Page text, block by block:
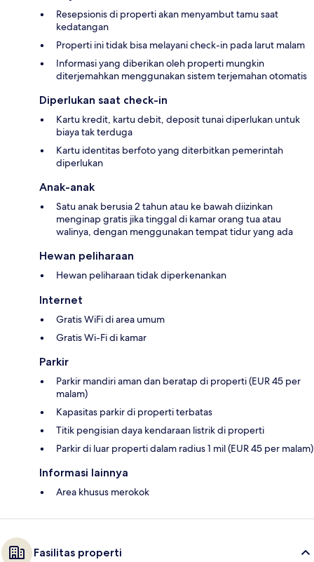
Resepsionis di properti akan menyambut tamu saat
kedatangan
Properti ini tidak bisa melayani check-in pada larut malam
Informasi yang diberikan oleh properti mungkin
diterjemahkan menggunakan sistem terjemahan otomatis
Diperlukan saat check-in
Kartu kredit, kartu debit, deposit tunai diperlukan untuk
biaya tak terduga
Kartu identitas berfoto yang diterbitkan pemerintah
diperlukan
Anak-anak
Satu anak berusia 2 tahun atau ke bawah diizinkan
menginap gratis jika tinggal di kamar orang tua atau
walinya, dengan menggunakan tempat tidur yang ada
Hewan peliharaan
Hewan peliharaan tidak diperkenankan
Internet
Gratis WiFi di area umum
Gratis Wi-Fi di kamar
Parkir
Parkir mandiri aman dan beratap di properti (EUR 45 per
malam)
Kapasitas parkir di properti terbatas
Titik pengisian daya kendaraan listrik di properti
Parkir di luar properti dalam radius 1 mil (EUR 45 per malam)
Informasi lainnya
Area khusus merokok
Fasilitas properti